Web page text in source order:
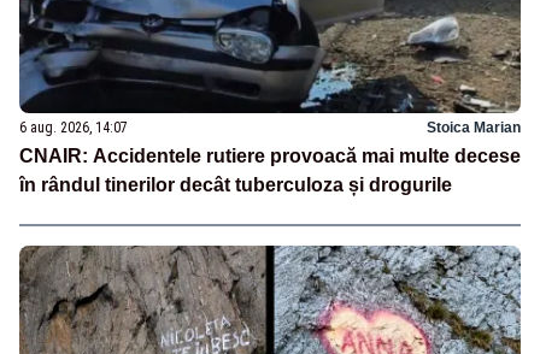
6 aug. 2026, 14:07 Stoica Marian
CNAIR: Accidentele rutiere provoacă mai multe decese
în rândul tinerilor decât tuberculoza și drogurile